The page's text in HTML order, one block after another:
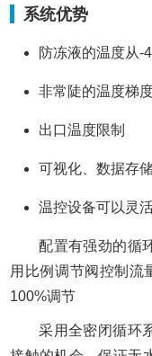
系统优势
防冻液的温度从-
非常陡的温度梯
出口温度限制
可视化、数据存
温控设备可以灵
配置有强劲的循
用比例调节阀控制流
100%调节
采用全密闭循环